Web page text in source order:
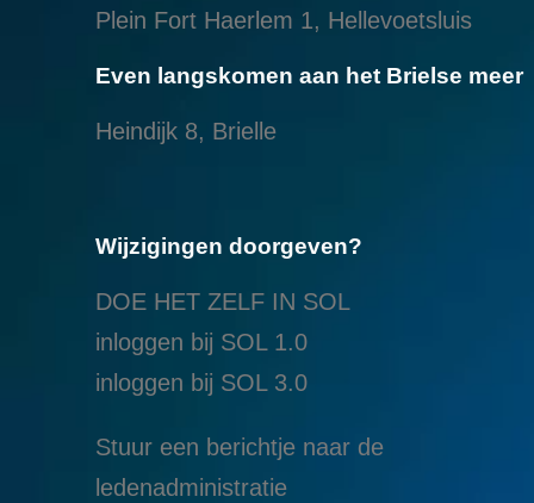
Plein Fort Haerlem 1, Hellevoetsluis
Even langskomen aan het Brielse meer
Heindijk 8, Brielle
Wijzigingen doorgeven?
DOE HET ZELF IN SOL
inloggen bij SOL 1.0
inloggen bij SOL 3.0
Stuur een berichtje naar de
ledenadministratie